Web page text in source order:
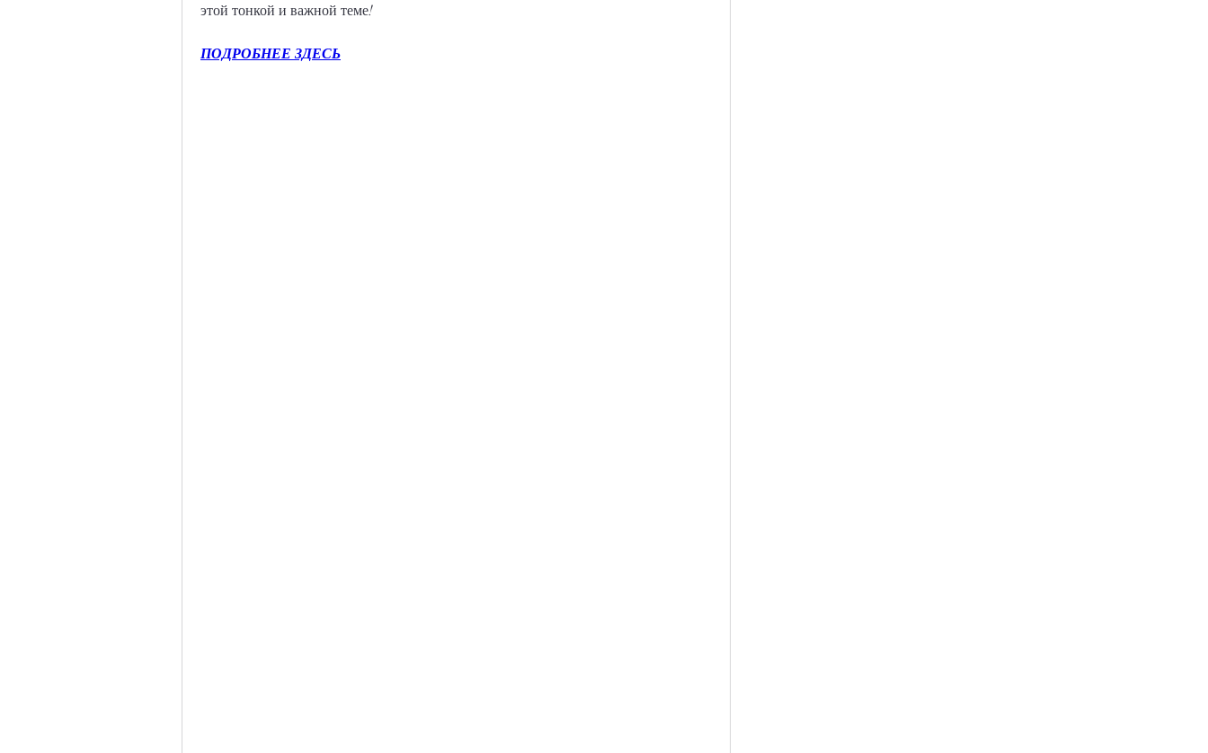
этой тонкой и важной теме!
ПОДРОБНЕЕ ЗДЕСЬ